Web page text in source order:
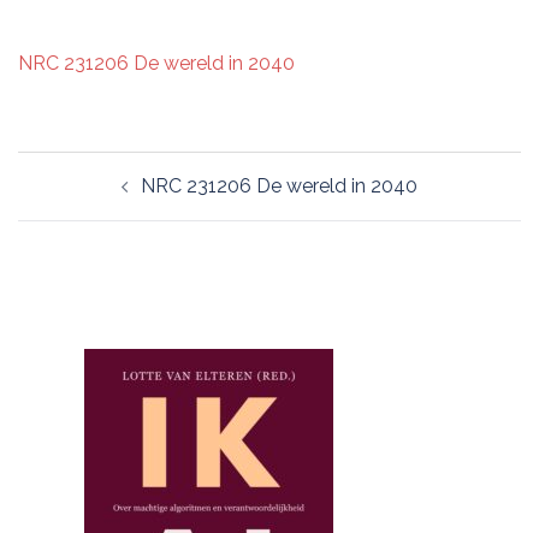
NRC 231206 De wereld in 2040
navigationNRC 231206 De wereld in 2040